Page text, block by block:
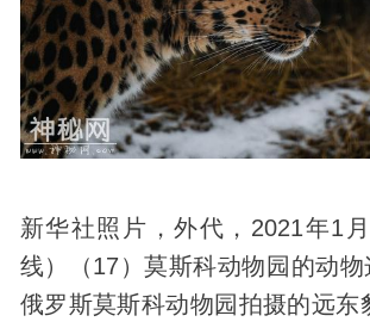
新华社照片，外代，2021年1
线）（17）莫斯科动物园的动
俄罗斯莫斯科动物园拍摄的远东